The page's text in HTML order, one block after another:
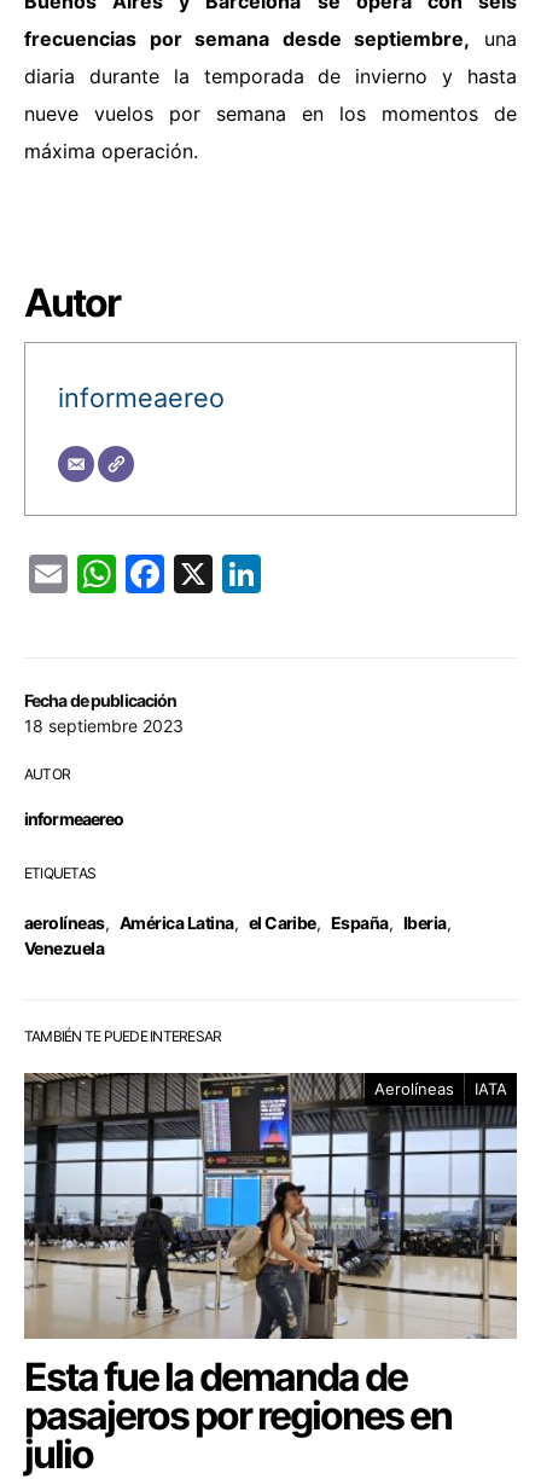
Fecha de publicación
18 septiembre 2023
AUTOR
informeaereo
ETIQUETAS
aerolíneas, América Latina, el Caribe, España, Iberia,
Venezuela
frecuencias por semana desde septiembre, una
diaria durante la temporada de invierno y hasta
nueve vuelos por semana en los momentos de
máxima operación.
Autor
informeaereo
EmailWhatsApp
Facebook
X
TAMBIÉN TE PUEDE INTERESAR
Aerolíneas IATA
Esta fue la demanda de
pasajeros por regiones en
julio